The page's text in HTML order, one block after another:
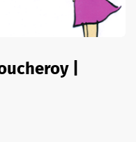
|